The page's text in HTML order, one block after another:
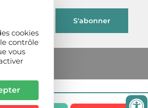
cookies
contrôle
vous